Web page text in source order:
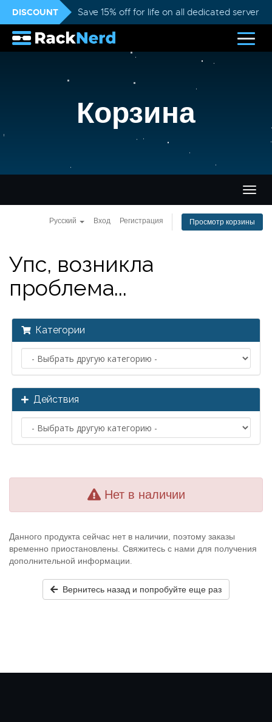
DISCOUNT Save 15% off for life on all dedicated servers
Корзина
Русский Вход Регистрация Просмотр корзины
Упс, возникла
проблема...
Категории
Действия
Нет в наличии
Данного продукта сейчас нет в наличии, поэтому заказы
временно приостановлены. Свяжитесь с нами для получения
дополнительной информации.
Вернитесь назад и попробуйте еще раз